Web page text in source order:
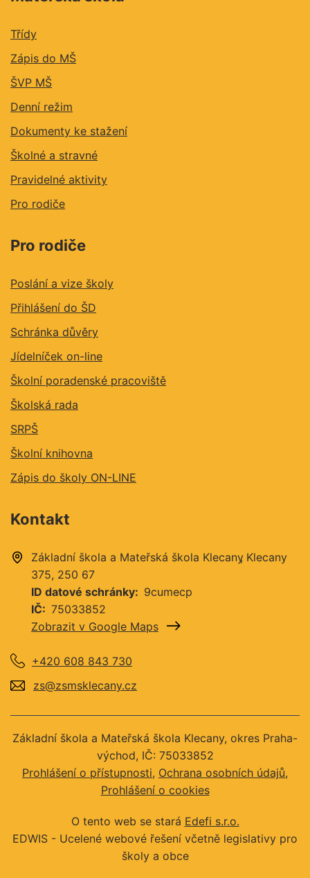
Třídy
Zápis do MŠ
ŠVP MŠ
Denní režim
Dokumenty ke stažení
Školné a stravné
Pravidelné aktivity
Pro rodiče
Pro rodiče
Poslání a vize školy
Přihlášení do ŠD
Schránka důvěry
Jídelníček on-line
Školní poradenské pracoviště
Školská rada
SRPŠ
Školní knihovna
Zápis do školy ON-LINE
Kontakt
Základní škola a Mateřská škola KlecanyKlecany
375 250 67
ID datové schránky
9cumecp
IČ
75033852
Zobrazit v Google Maps
+420 608 843 730
zs@zsmsklecany.cz
Základní škola a Mateřská škola Klecany, okres Praha-
východ, IČ: 75033852
Prohlášení o přístupnosti Ochrana osobních údajů
Prohlášení o cookies
O tento web se stará Edefi s.r.o.
EDWIS - Ucelené webové řešení včetně legislativy pro
školy a obce